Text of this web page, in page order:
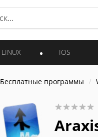
LINUX IOS
Бесплатные программы